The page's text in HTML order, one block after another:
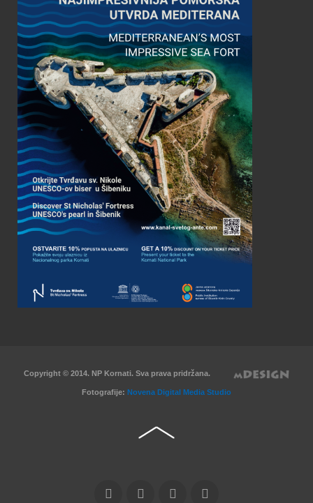
Copyright © 2014. NP Kornati. Sva prava pridržana.
Fotografije: Novena Digital Media Studio